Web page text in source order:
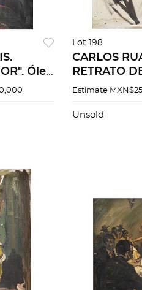
Óleo
Lot 198
CARLOS
RETRATO
sobre tela.
Estimate
Unsold